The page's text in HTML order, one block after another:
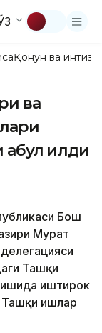
Қонун ва
ва
қилди
Бош
Мурат
Ташқи
ишида иштирок
Ташқи ишлар